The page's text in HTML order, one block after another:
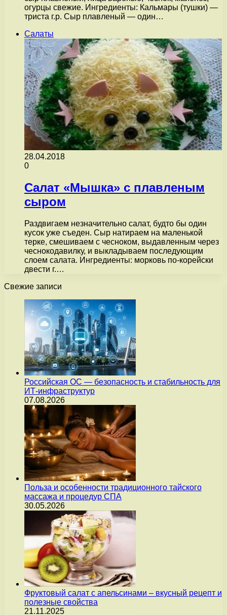
огурцы свежие. Ингредиенты: Кальмары (тушки) —
триста г.р. Сыр плавленый — один…
Салаты
28.04.2018
0
Салат «Мышка» с плавленым
сыром
Раздвигаем незначительно салат, будто бы один
кусок уже съеден. Сыр натираем на маленькой
терке, смешиваем с чесноком, выдавленным через
чеснокодавилку, и выкладываем последующим
слоем салата. Ингредиенты: морковь по-корейски
двести г.…
Свежие записи
Российская ОС — безопасность и стабильность для
ИТ-инфраструктур
07.08.2026
Польза и особенности традиционного тайского
массажа и процедур СПА
30.05.2026
Фруктовый салат с апельсинами – вкусный рецепт и
полезные свойства
21.11.2025